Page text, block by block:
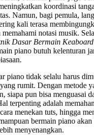
koordinasi
Namun, bagi pemula,
kali terasa
notasi musik.
Dasar Bermain Keaboard
piano butuh kelenturan
piano tidak selalu harus
rumit. Dengan metode
siapa pun bisa menguasai
terpenting adalah
menekan tuts, hingga
bermain piano akan
menyenangkan.